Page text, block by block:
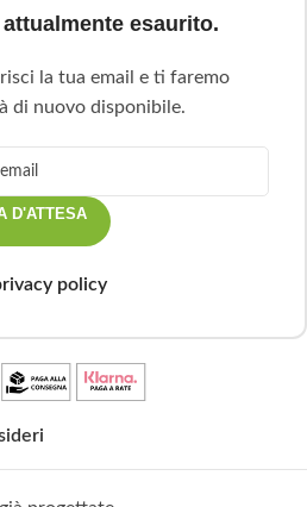
esaurito.
la tua email e ti faremo
di nuovo disponibile.
D'ATTESA
policy